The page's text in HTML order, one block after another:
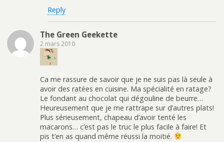
Reply
The Green Geekette
2 mars 2010
Ca me rassure de savoir que je ne suis pas là seule à
avoir des ratées en cuisine. Ma spécialité en ratage?
Le fondant au chocolat qui dégouline de beurre…
Heureusement que je me rattrape sur d’autres plats!
Plus sérieusement, chapeau d’avoir tenté les
macarons… c’est pas le truc le plus facile à faire! Et
pis t’en as quand même réussi la moitié.